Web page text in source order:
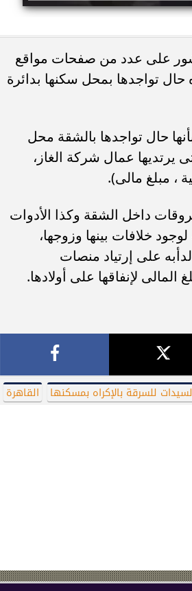
على عدد من صفحات مواقع
تواجدها بمحل سكنها بدائرة
حال تواجدها بالشقة محل
عمال شركة الغاز،
، مبلغ مالى).
داخل الشقة وكذا الأدوات
خلافات بينها وزوجها،
لدأبه على إرتياد منصات
المالى لإنفاقها على أولادها.
للسرقة بالإكراه بمسكنها القاهرة
عائلي مرتقب في الساحل الشمالي